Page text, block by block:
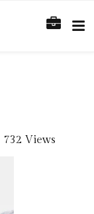
732 Views